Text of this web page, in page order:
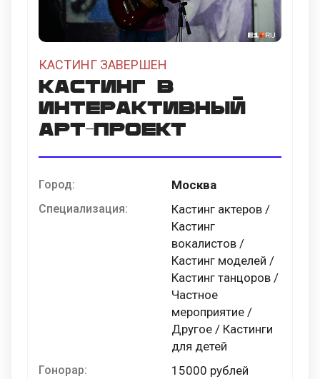
КАСТИНГ ЗАВЕРШЕН
Кастинг в
интерактивный
АРТ-ПРОЕКТ
Город: Москва
Специализация:
Кастинг актеров /
Кастинг
вокалистов /
Кастинг моделей /
Кастинг танцоров /
Частное
мероприятие /
Другое / Кастинги
для детей
Гонорар: 15000 рублей